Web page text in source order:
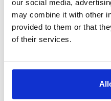
our social media,
may combine it with other
provided to them or that
of their services.
Wesentlich länger
Aufenthalt einer
Bord der ISS im
Tage verbrachten
anwesenden
Kilometern Höhe